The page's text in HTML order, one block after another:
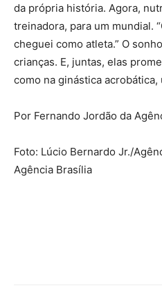
da própria história. Agora,
treinadora, para um mundial.
cheguei como atleta.” O
crianças. E, juntas, elas
como na ginástica acrobática,
Por Fernando Jordão da
Foto: Lúcio Bernardo Jr./
Agência Brasília